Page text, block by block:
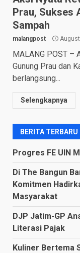
Prau, Sukses
Sampah
malangpost
MALANG POST –
Gunung Prau dan
berlangsung...
Selengkapnya
BERITA TERBARU
Progres FE UIN
Di The Bangun
Komitmen
Masyarakat
DJP Jatim-GP
Literasi Pajak
Kuliner Bertema